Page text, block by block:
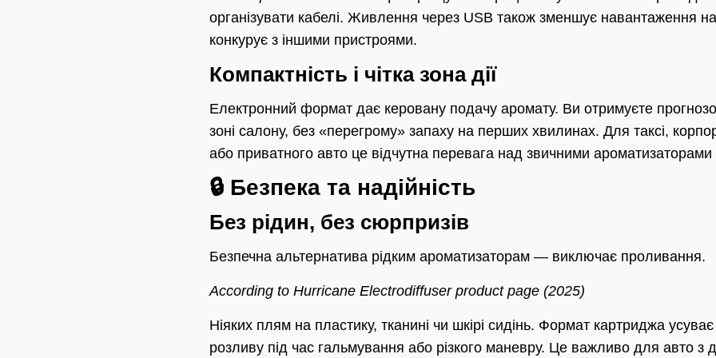
організувати кабелі. Живлення через USB також зменшує навантаження
конкурує з іншими пристроями.
Компактність і чітка зона дії
Електронний формат дає керовану подачу аромату. Ви отримуєте
зоні салону, без «перегрому» запаху на перших хвилинах. Для таксі,
або приватного авто це відчутна перевага над звичними
🔒 Безпека та надійність
Без рідин, без сюрпризів
Безпечна альтернатива рідким ароматизаторам — виключає проливання.
According to Hurricane Electrodiffuser product page (2025)
Ніяких плям на пластику, тканині чи шкірі сидінь. Формат картриджа
розливу під час гальмування або різкого маневру. Це важливо для авто з